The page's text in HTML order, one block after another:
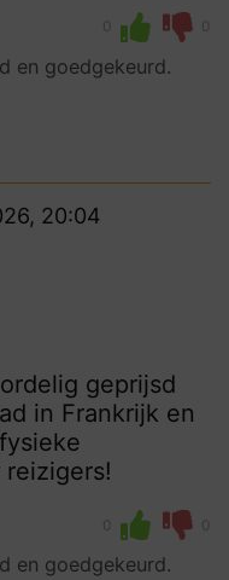
0 0
en goedgekeurd.
20:04
geprijsd
in Frankrijk en
0 0
en goedgekeurd.